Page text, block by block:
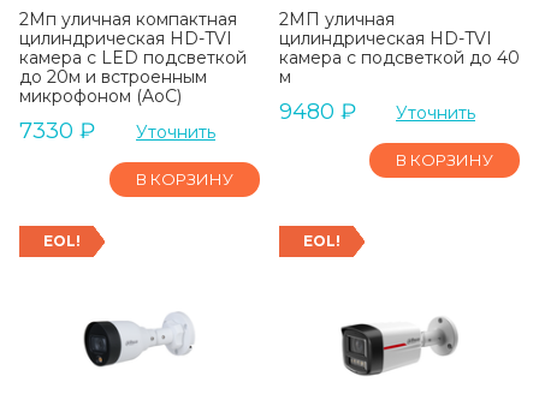
2Мп уличная компактная
цилиндрическая HD-TVI
камера с LED подсветкой
до 20м и встроенным
микрофоном (AoC)
7330 ₽ Уточнить
В КОРЗИНУ
2МП уличная
цилиндрическая HD-TVI
камера с подсветкой до 40
м
9480 ₽ Уточнить
В КОРЗИНУ
EOL! EOL!